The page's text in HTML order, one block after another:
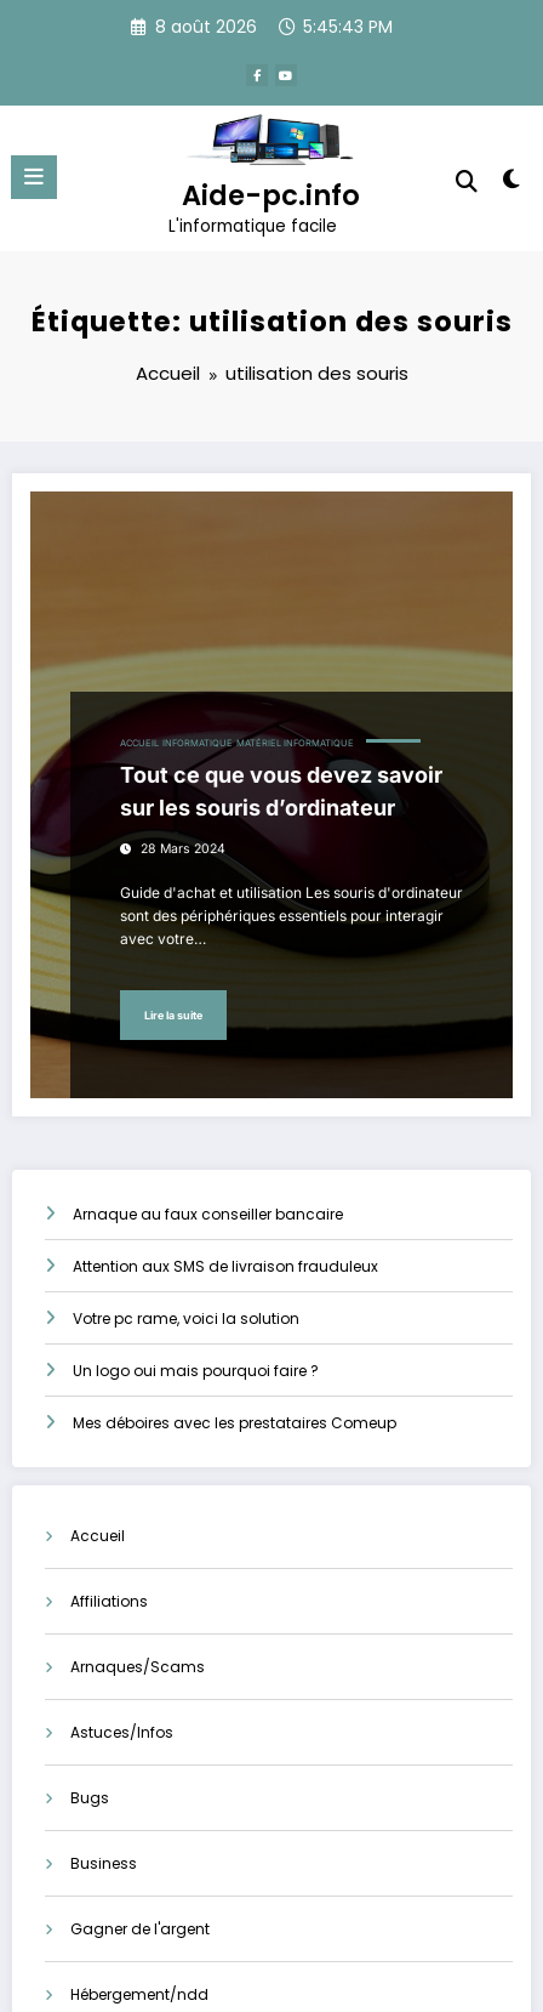
8 août 2026 5:45:43 PM
Aide-pc.info
L'informatique facile
Étiquette: utilisation des souris
Accueil utilisation des souris
ACCUEIL INFORMATIQUE MATÉRIEL INFORMATIQUE
Tout ce que vous devez savoir
sur les souris d’ordinateur
28 Mars 2024
Guide d'achat et utilisation Les souris d'ordinateur
sont des périphériques essentiels pour interagir
avec votre…
Lire la suite
Arnaque au faux conseiller bancaire
Attention aux SMS de livraison frauduleux
Votre pc rame, voici la solution
Un logo oui mais pourquoi faire ?
Mes déboires avec les prestataires Comeup
Accueil
Affiliations
Arnaques/Scams
Astuces/Infos
Bugs
Business
Gagner de l'argent
Hébergement/ndd